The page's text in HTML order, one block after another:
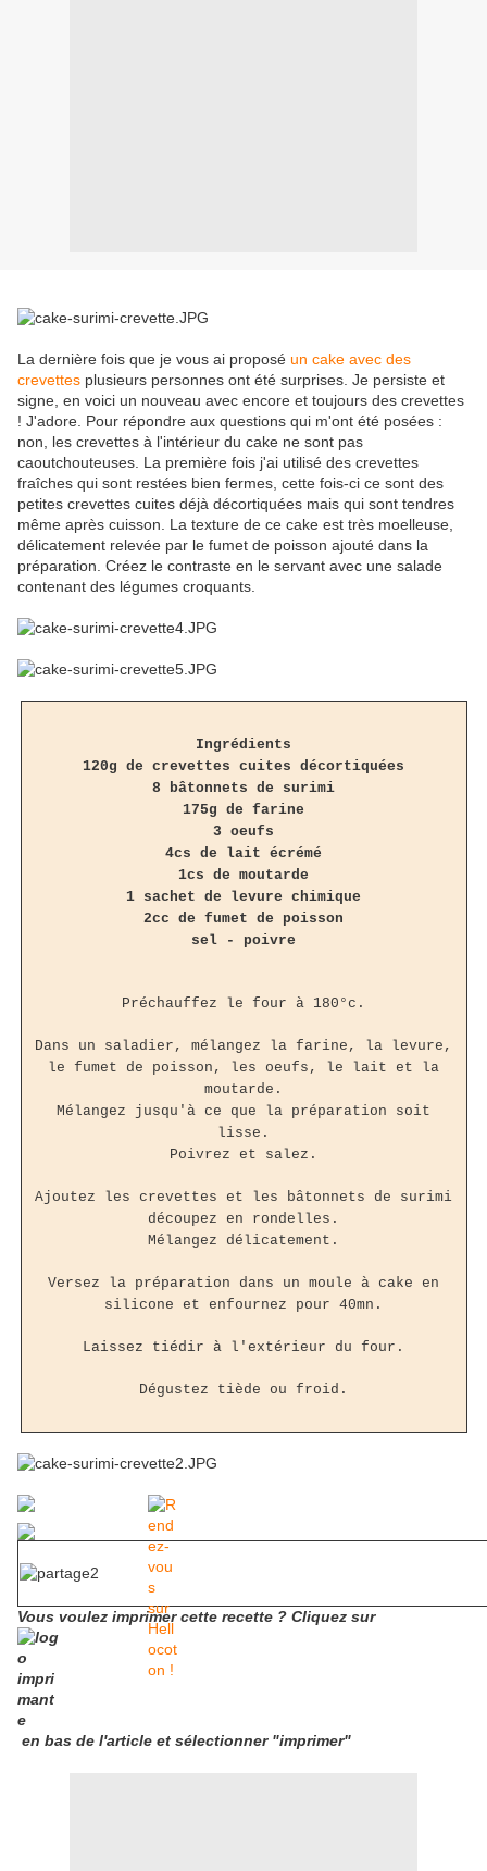
La dernière fois que je vous ai proposé un cake avec des
crevettes plusieurs personnes ont été surprises. Je persiste et
signe, en voici un nouveau avec encore et toujours des crevettes
! J'adore. Pour répondre aux questions qui m'ont été posées :
non, les crevettes à l'intérieur du cake ne sont pas
caoutchouteuses. La première fois j'ai utilisé des crevettes
fraîches qui sont restées bien fermes, cette fois-ci ce sont des
petites crevettes cuites déjà décortiquées mais qui sont tendres
même après cuisson. La texture de ce cake est très moelleuse,
délicatement relevée par le fumet de poisson ajouté dans la
préparation. Créez le contraste en le servant avec une salade
contenant des légumes croquants.
Ingrédients
120g de crevettes cuites décortiquées
8 bâtonnets de surimi
175g de farine
3 oeufs
4cs de lait écrémé
1cs de moutarde
1 sachet de levure chimique
2cc de fumet de poisson
sel - poivre
Préchauffez le four à 180°c.
Dans un saladier, mélangez la farine, la levure,
le fumet de poisson, les oeufs, le lait et la
moutarde.
Mélangez jusqu'à ce que la préparation soit
lisse.
Poivrez et salez.
Ajoutez les crevettes et les bâtonnets de surimi
découpez en rondelles.
Mélangez délicatement.
Versez la préparation dans un moule à cake en
silicone et enfournez pour 40mn.
Laissez tiédir à l'extérieur du four.
Dégustez tiède ou froid.
Vous voulez imprimer cette recette ? Cliquez sur
en bas de l'article et sélectionner "imprimer"